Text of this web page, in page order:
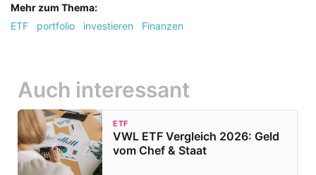
Mehr zum Thema:
ETF
portfolio investieren Finanzen
Auch interessant
ETF
VWL ETF Vergleich 2026: Geld
vom Chef & Staat